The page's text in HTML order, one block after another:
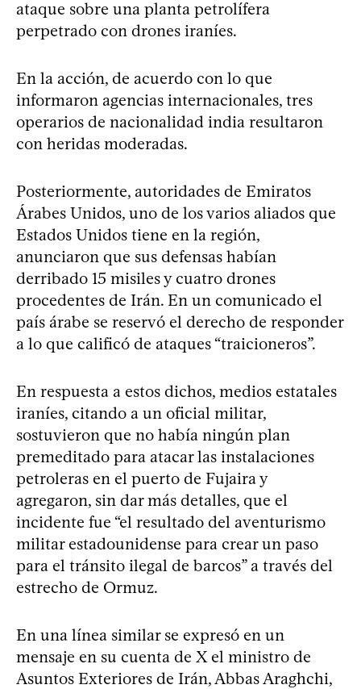
ataque sobre una planta petrolífera
perpetrado con drones iraníes.
En la acción, de acuerdo con lo que
informaron agencias internacionales, tres
operarios de nacionalidad india resultaron
con heridas moderadas.
Posteriormente, autoridades de Emiratos
Árabes Unidos, uno de los varios aliados que
Estados Unidos tiene en la región,
anunciaron que sus defensas habían
derribado 15 misiles y cuatro drones
procedentes de Irán. En un comunicado el
país árabe se reservó el derecho de responder
a lo que calificó de ataques “traicioneros”.
En respuesta a estos dichos, medios estatales
iraníes, citando a un oficial militar,
sostuvieron que no había ningún plan
premeditado para atacar las instalaciones
petroleras en el puerto de Fujaira y
agregaron, sin dar más detalles, que el
incidente fue “el resultado del aventurismo
militar estadounidense para crear un paso
para el tránsito ilegal de barcos” a través del
estrecho de Ormuz.
En una línea similar se expresó en un
mensaje en su cuenta de X el ministro de
Asuntos Exteriores de Irán, Abbas Araghchi,